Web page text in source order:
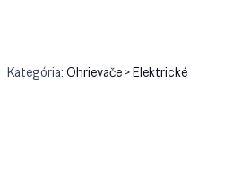
Kategória:Ohrievače > Elektrické